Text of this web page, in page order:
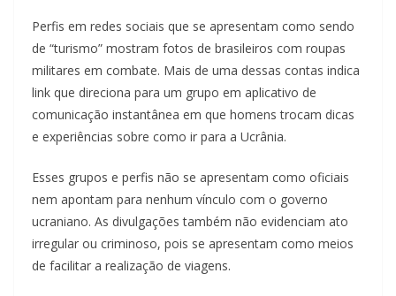
Perfis em redes sociais que se apresentam como sendo
de “turismo” mostram fotos de brasileiros com roupas
militares em combate. Mais de uma dessas contas indica
link que direciona para um grupo em aplicativo de
comunicação instantânea em que homens trocam dicas
e experiências sobre como ir para a Ucrânia.
Esses grupos e perfis não se apresentam como oficiais
nem apontam para nenhum vínculo com o governo
ucraniano. As divulgações também não evidenciam ato
irregular ou criminoso, pois se apresentam como meios
de facilitar a realização de viagens.